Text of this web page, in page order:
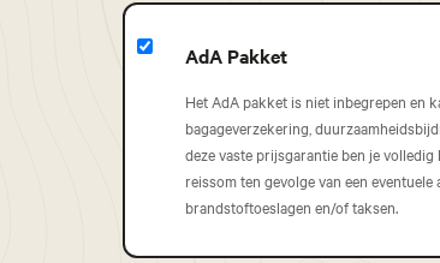
AdA Pakket
Het AdA pakket is niet inbegrepen en
bagageverzekering,
deze vaste prijsgarantie ben je
reissom ten gevolge van een
brandstoftoeslagen en/of taksen.